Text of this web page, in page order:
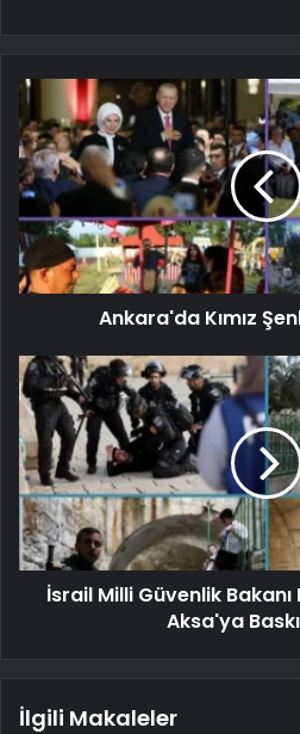
Ankara'da Kımız
İsrail Milli Güvenlik
Aksa'ya
İlgili Makaleler